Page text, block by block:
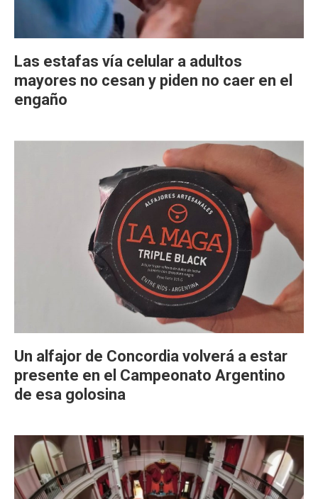
Las estafas vía celular a adultos
mayores no cesan y piden no caer en el
engaño
Un alfajor de Concordia volverá a estar
presente en el Campeonato Argentino
de esa golosina